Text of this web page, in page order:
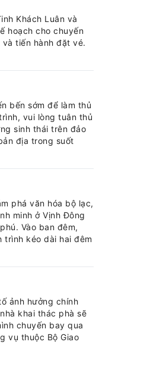
Khách Luân và
hoạch cho chuyến
tiến hành đặt vé.
bến sớm để làm thủ
vui lòng tuân thủ
sinh thái trên đảo
địa trong suốt
phá văn hóa bộ lạc,
minh ở Vịnh Đông
Vào ban đêm,
trình kéo dài hai đêm
ảnh hưởng chính
khai thác phà sẽ
chuyến bay qua
vụ thuộc Bộ Giao